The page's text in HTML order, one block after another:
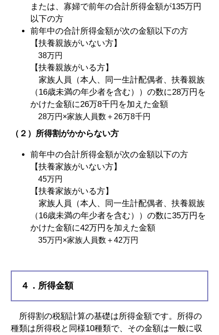
または、寡婦で前年の合計所得金額が135万円
以下の方
前年中の合計所得金額が次の金額以下の方
【扶養親族がいない方】
38万円
【扶養親族がいる方】
家族人員（本人、同一生計配偶者、扶養親族
（16歳未満の年少者を含む））の数に28万円を
かけた金額に26万8千円を加えた金額
28万円×家族人員数＋26万8千円
（２）所得割がかからない方
前年中の合計所得金額が次の金額以下の方
【扶養家族がいない方】
45万円
【扶養家族がいる方】
家族人員（本人、同一生計配偶者、扶養親族
（16歳未満の年少者を含む））の数に35万円を
かけた金額に42万円を加えた金額
35万円×家族人員数＋42万円
４．所得金額
所得割の税額計算の基礎は所得金額です。所得の
種類は所得税と同様10種類で、その金額は一般に収